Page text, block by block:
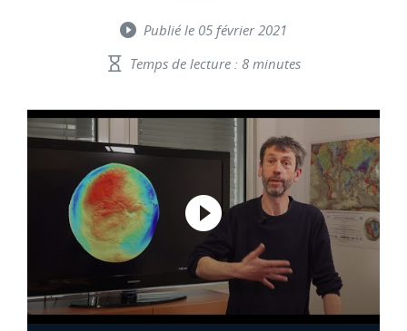
Publié le 05 février 2021
Temps de lecture : 8 minutes
Lancer la